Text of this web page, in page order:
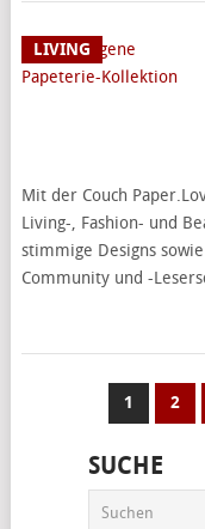
LIVING
Mit der Couch
Living-, Fashion- und
stimmige Designs
Community und -
BEITRÄGE
1 2
SUCHE